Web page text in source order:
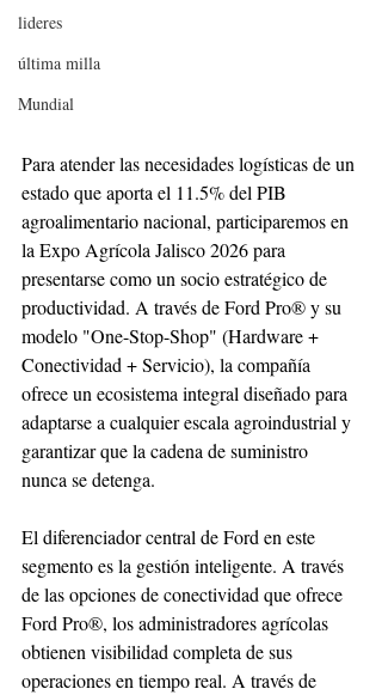
lideres
última milla
Mundial
Para atender las necesidades logísticas de un
estado que aporta el 11.5% del PIB
agroalimentario nacional, participaremos en
la Expo Agrícola Jalisco 2026 para
presentarse como un socio estratégico de
productividad. A través de Ford Pro® y su
modelo "One-Stop-Shop" (Hardware +
Conectividad + Servicio), la compañía
ofrece un ecosistema integral diseñado para
adaptarse a cualquier escala agroindustrial y
garantizar que la cadena de suministro
nunca se detenga.
El diferenciador central de Ford en este
segmento es la gestión inteligente. A través
de las opciones de conectividad que ofrece
Ford Pro®, los administradores agrícolas
obtienen visibilidad completa de sus
operaciones en tiempo real. A través de